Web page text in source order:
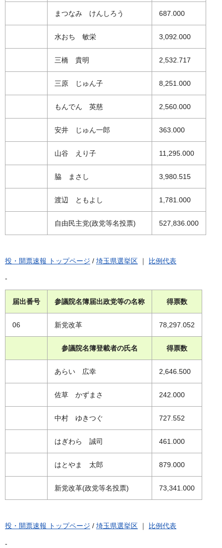
まつなみ けんしろう 687.000
水おち 敏栄 3,092.000
三橋 貴明 2,532.717
三原 じゅん子 8,251.000
もんでん 英慈 2,560.000
安井 じゅん一郎 363.000
山谷 えり子 11,295.000
脇 まさし 3,980.515
渡辺 ともよし 1,781.000
自由民主党(政党等名投票) 527,836.000
投・開票速報 トップページ / 埼玉県選挙区 ｜ 比例代表
-
届出番号 参議院名簿届出政党等の名称 得票数
06 新党改革 78,297.052
参議院名簿登載者の氏名 得票数
あらい 広幸 2,646.500
佐草 かずまさ 242.000
中村 ゆきつぐ 727.552
はぎわら 誠司 461.000
はとやま 太郎 879.000
新党改革(政党等名投票) 73,341.000
投・開票速報 トップページ / 埼玉県選挙区 ｜ 比例代表
-